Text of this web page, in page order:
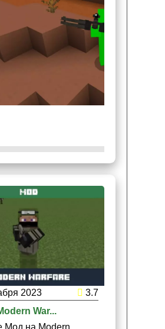
2023
3.7
War...
Мод на Modern